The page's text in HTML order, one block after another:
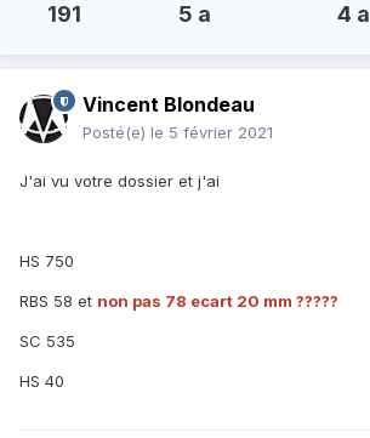
191 5 a 4 a
Vincent Blondeau
Posté(e) le 5 février 2021
J'ai vu votre dossier et j'ai
HS 750
RBS 58 et non pas 78 ecart 20 mm ?????
SC 535
HS 40